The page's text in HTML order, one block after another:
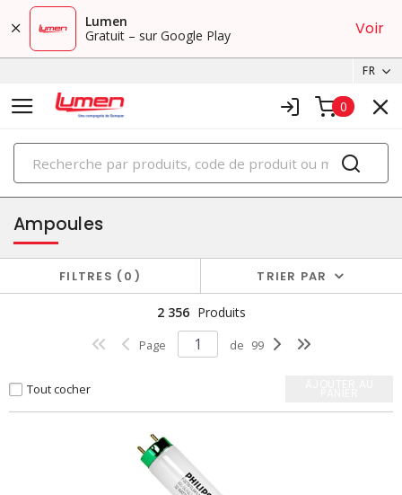
Lumen
Gratuit – sur Google Play
Voir
FR
0
PRODUITS
éclairage
Ampoules
FILTRES 0 TRIER PAR
2 356 Produits
Page de 99
Tout cocher